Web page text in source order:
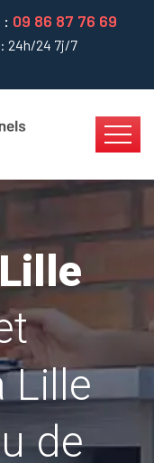
09 86 87 76 69
24h/24 7j/7
Lille
de